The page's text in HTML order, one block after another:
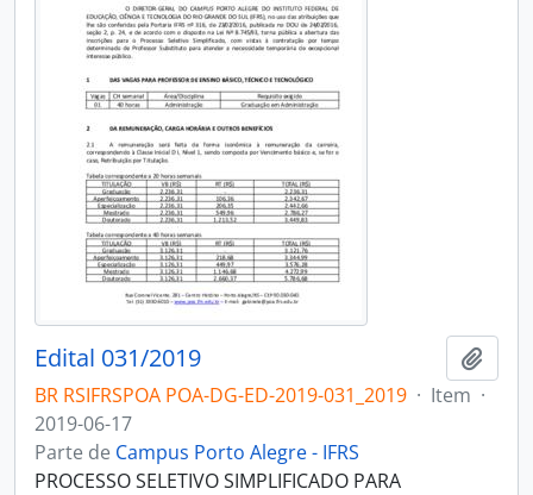
Edital 031/2019
BR RSIFRSPOA POA-DG-ED-2019-031_2019 · Item ·
2019-06-17
Parte de Campus Porto Alegre - IFRS
PROCESSO SELETIVO SIMPLIFICADO PARA